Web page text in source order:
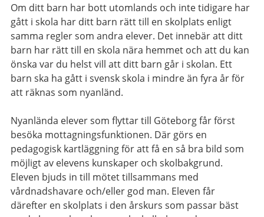
Om ditt barn har bott utomlands och inte tidigare har
gått i skola har ditt barn rätt till en skolplats enligt
samma regler som andra elever. Det innebär att ditt
barn har rätt till en skola nära hemmet och att du kan
önska var du helst vill att ditt barn går i skolan. Ett
barn ska ha gått i svensk skola i mindre än fyra år för
att räknas som nyanländ.
Nyanlända elever som flyttar till Göteborg får först
besöka mottagningsfunktionen. Där görs en
pedagogisk kartläggning för att få en så bra bild som
möjligt av elevens kunskaper och skolbakgrund.
Eleven bjuds in till mötet tillsammans med
vårdnadshavare och/eller god man. Eleven får
därefter en skolplats i den årskurs som passar bäst